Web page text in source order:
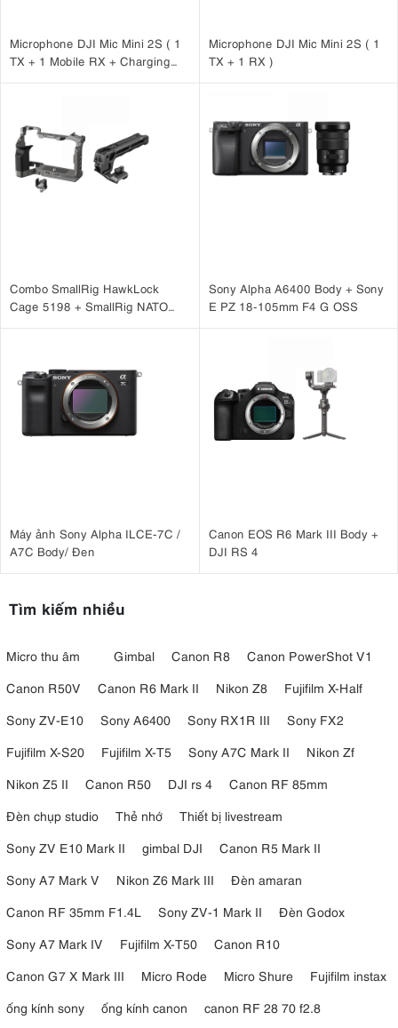
Microphone DJI Mic Mini 2S ( 1
TX + 1 Mobile RX + Charging
Microphone DJI Mic Mini 2S ( 1
TX + 1 RX )
Combo SmallRig HawkLock
Cage 5198 + SmallRig NATO
Sony Alpha A6400 Body + Sony
E PZ 18-105mm F4 G OSS
Máy ảnh Sony Alpha ILCE-7C /
A7C Body/ Đen
Canon EOS R6 Mark III Body +
DJI RS 4
Tìm kiếm nhiều
Micro thu âm Gimbal Canon R8
Canon PowerShot V1
Canon R50V
Canon R6 Mark II Nikon Z8
Fujifilm X-Half
Sony ZV-E10
Sony A6400 Sony RX1R III
Sony FX2
Fujifilm X-S20
Fujifilm X-T5 Sony A7C Mark II
Nikon Zf
Nikon Z5 II
Canon R50 DJI rs 4
Canon RF 85mm
Đèn chụp studio
Thẻ nhớ
Thiết bị livestream
Sony ZV E10 Mark II
gimbal DJI
Canon R5 Mark II
Sony A7 Mark V
Nikon Z6 Mark III
Đèn amaran
Canon RF 35mm F1.4L
Sony ZV-1 Mark II
Đèn Godox
Sony A7 Mark IV
Fujifilm X-T50
Canon R10
Canon G7 X Mark III
Micro Rode Micro Shure
Fujifilm instax
ống kính sony
ống kính canon
canon RF 28 70 f2.8